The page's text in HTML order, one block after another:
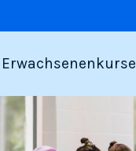
Erwachsenenkurse